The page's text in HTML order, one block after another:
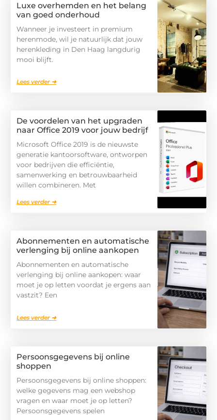
Luxe overhemden en het belang
van goed onderhoud
Wanneer je investeert in premium
herenmode, wil je natuurlijk dat jouw
herenkleding in Den Haag langdurig
mooi blijft.
Lees verder ➜
De voordelen van het upgraden
naar Office 2019 voor jouw bedrijf
Microsoft Office 2019 is de nieuwste
generatie kantoorsoftware, ontworpen
voor bedrijven die efficiëntie,
samenwerking en betrouwbaarheid
willen combineren. Met
Lees verder ➜
Abonnementen en automatische
verlenging bij online aankopen
Abonnementen en automatische
verlenging bij online aankopen: waar
moet je op letten voordat je ergens aan
vastzit? Een
Lees verder ➜
Persoonsgegevens bij online
shoppen
Persoonsgegevens bij online shoppen:
welke gegevens mag een webshop
vragen en waar moet je op letten?
Persoonsgegevens spelen